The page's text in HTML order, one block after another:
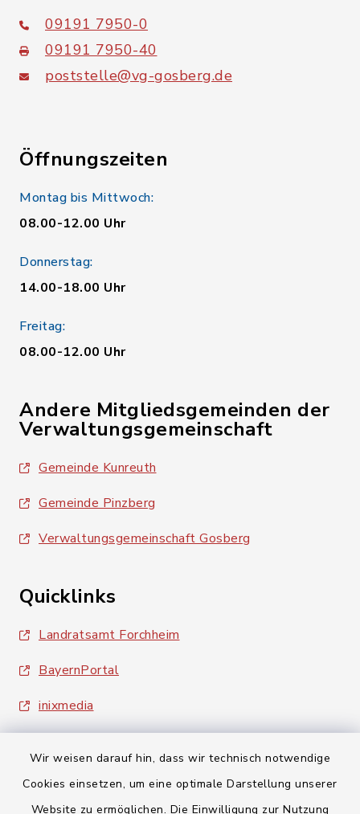
Wir weisen darauf hin, dass wir technisch notwendige
Cookies einsetzen, um eine optimale Darstellung unserer
Website zu ermöglichen. Die Einwilligung zur Nutzung
09191 7950-0
09191 7950-40
poststelle@vg-gosberg.de
Öffnungszeiten
Montag bis Mittwoch:
08.00-12.00 Uhr
Donnerstag:
14.00-18.00 Uhr
Freitag:
08.00-12.00 Uhr
Andere Mitgliedsgemeinden der
Verwaltungsgemeinschaft
Gemeinde Kunreuth
Gemeinde Pinzberg
Verwaltungsgemeinschaft Gosberg
Quicklinks
Landratsamt Forchheim
BayernPortal
inixmedia